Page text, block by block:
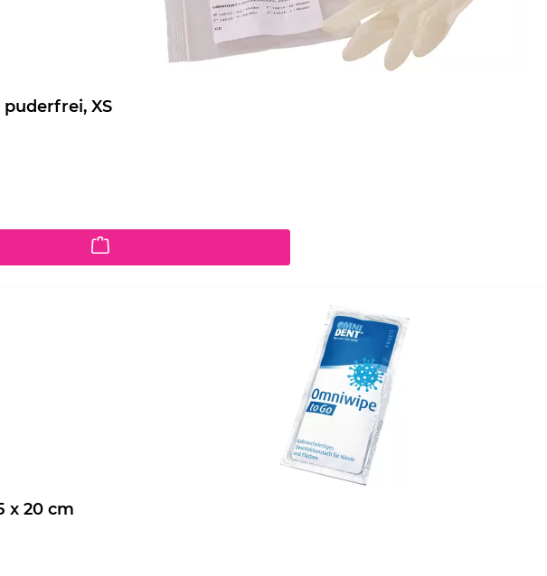
1 Paar puderfrei, XS
ein oder benutze die Schaltflächen um die Anzahl zu erhöhen oder zu reduzieren.
to Go Stück 18,5 x 20 cm